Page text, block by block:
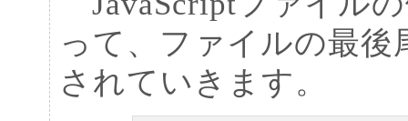
って、ファイルの最
されていきます。